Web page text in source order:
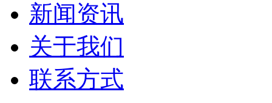
新闻资讯
关于我们
联系方式